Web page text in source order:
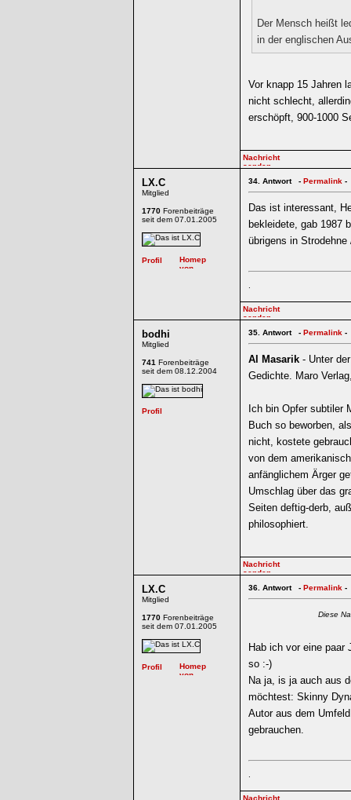
Der Mensch heißt
in der englischen
Vor knapp 15 Jahren
nicht schlecht,
erschöpft, 900-1000
LX.C
Mitglied
1770 Forenbeiträge
seit dem 07.01.2005
34. Antwort - Permalink -
Das ist interessant,
bekleidete, gab 1987
übrigens in Strodehne
.
bodhi
Mitglied
741 Forenbeiträge
seit dem 08.12.2004
35. Antwort - Permalink -
Al Masarik - Unter
Gedichte. Maro
Ich bin Opfer subtiler
Buch so beworben,
nicht, kostete
von dem
anfänglichem Ärger
Umschlag über das
Seiten deftig-derb,
philosophiert.
LX.C
Mitglied
1770 Forenbeiträge
seit dem 07.01.2005
36. Antwort - Permalink -
Diese
Hab ich vor eine paar
so :-)
Na ja, is ja auch aus
möchtest: Skinny
Autor aus dem
gebrauchen.
.